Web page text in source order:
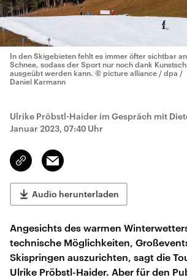
In den Skigebieten fehlt es immer öfter sichtbar an
Schnee, sodass der Sport nur noch dank
ausgeübt werden kann. © picture alliance / dpa /
Daniel Karmann
Ulrike Pröbstl-Haider im Gespräch mit
Januar 2023, 07:40 Uhr
Link
kopieren/teilen
Email
Audio herunterladen
Angesichts des warmen
technische Möglichkeiten,
Skispringen auszurichten, sagt die
Ulrike Pröbstl-Haider. Aber für den